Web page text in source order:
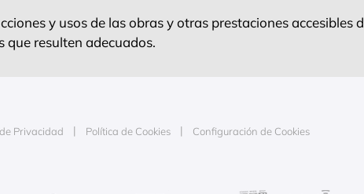
y usos de las obras y otras prestaciones accesibles
que resulten adecuados.
Privacidad Política de Cookies Configuración de Cookies